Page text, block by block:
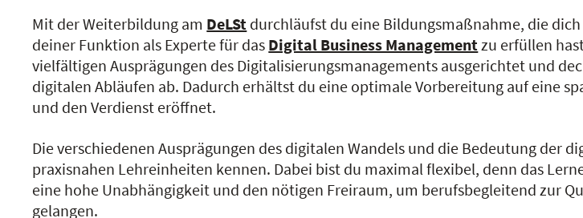
Mit der Weiterbildung am DeLSt durchläufst du eine Bildungsmaßnahme, die
deiner Funktion als Experte für das Digital Business Managementzu erfüllen
vielfältigen Ausprägungen des Digitalisierungsmanagements ausgerichtet und
digitalen Abläufen ab. Dadurch erhältst du eine optimale Vorbereitung auf eine
und den Verdienst eröffnet.
Die verschiedenen Ausprägungen des digitalen Wandels und die Bedeutung
praxisnahen Lehreinheiten kennen. Dabei bist du maximal flexibel, denn das
eine hohe Unabhängigkeit und den nötigen Freiraum, um berufsbegleitend zur
gelangen.